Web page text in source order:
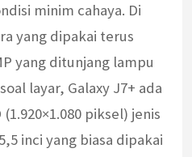
minim cahaya. Di
yang dipakai terus
yang ditunjang lampu
layar, Galaxy J7+ ada
piksel) jenis
inci yang biasa dipakai